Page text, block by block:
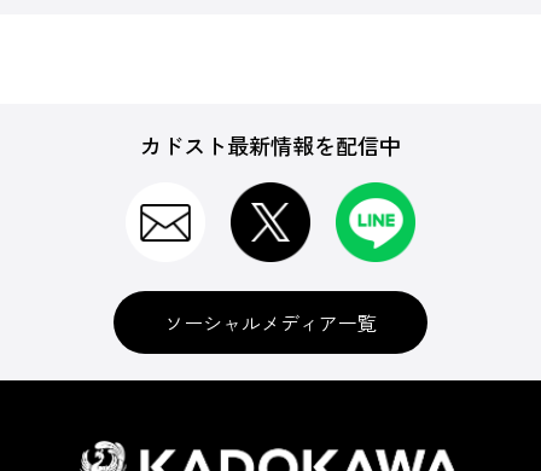
カドスト最新情報を配信中
ソーシャルメディア一覧